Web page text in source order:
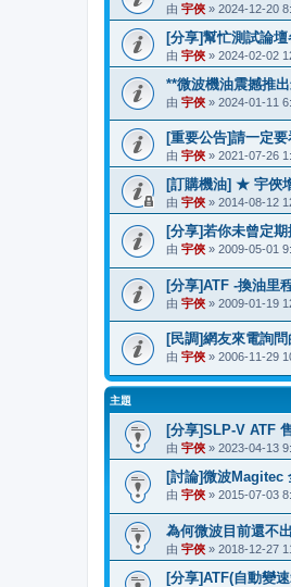
由 宇俠 » 2024-12-20
[分享]幫忙測試論壇
由 宇俠 » 2024-02-02
**微波機油震撼推
由 宇俠 » 2024-01-11
[重要公告]請一定
由 宇俠 » 2021-07-26
[訂購機油] ★ 宇俠
由 宇俠 » 2014-08-12
[分享]若你未曾定
由 宇俠 » 2009-05-01
[分享]ATF -換油里
由 宇俠 » 2009-01-19
[民調]網友來電詢
由 宇俠 » 2006-11-29
主題
[分享]SLP-V ATF
由 宇俠 » 2023-04-13
[討論]微波Magitec
由 宇俠 » 2015-07-03
為何微波目前還不
由 宇俠 » 2018-12-27
[分享]ATF(自動變